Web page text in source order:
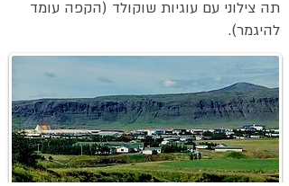
תה צילוני עם עוגיות שוקולד (הקפה עומד
להיגמר).